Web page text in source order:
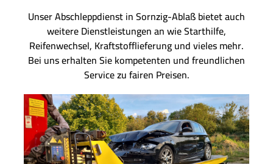
Unser Abschleppdienst in Sornzig-Ablaß bietet auch
weitere Dienstleistungen an wie Starthilfe,
Reifenwechsel, Kraftstofflieferung und vieles mehr.
Bei uns erhalten Sie kompetenten und freundlichen
Service zu fairen Preisen.